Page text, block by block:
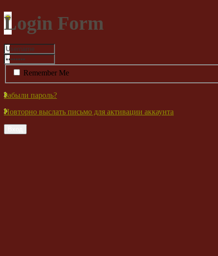
Login Form
Remember Me
Забыли пароль?
Повторно выслать письмо для активации аккаунта